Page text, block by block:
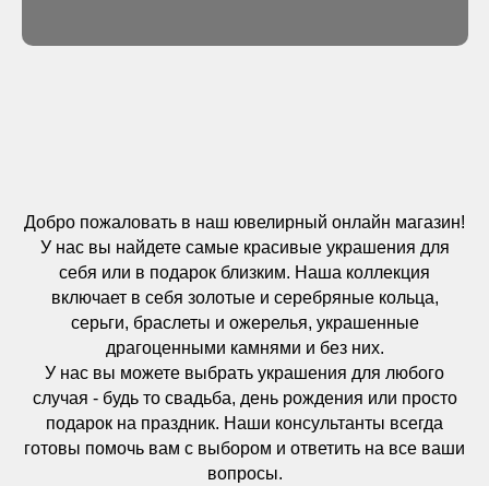
Добро пожаловать в наш ювелирный онлайн магазин!
У нас вы найдете самые красивые украшения для
себя или в подарок близким. Наша коллекция
включает в себя золотые и серебряные кольца,
серьги, браслеты и ожерелья, украшенные
драгоценными камнями и без них.
У нас вы можете выбрать украшения для любого
случая - будь то свадьба, день рождения или просто
подарок на праздник. Наши консультанты всегда
готовы помочь вам с выбором и ответить на все ваши
вопросы.